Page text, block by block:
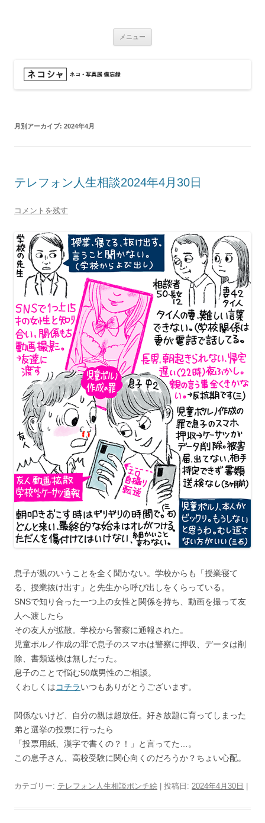
メニュー
月別アーカイブ: 2024年4月
テレフォン人生相談2024年4月30日
コメントを残す
息子が親のいうことを全く聞かない。学校からも「授業寝て
る、授業抜け出す」と先生から呼び出しをくらっている。
SNSで知り合った一つ上の女性と関係を持ち、動画を撮って友
人へ渡したら
その友人が拡散。学校から警察に通報された。
児童ポルノ作成の罪で息子のスマホは警察に押収、データは削
除、書類送検は無しだった。
息子のことで悩む50歳男性のご相談。
くわしくはコチラいつもありがとうございます。
関係ないけど、自分の親は超放任。好き放題に育ってしまった
弟と選挙の投票に行ったら
「投票用紙、漢字で書くの？！」と言ってた…。
この息子さん、高校受験に関心向くのだろうか？ちょい心配。
カテゴリー: テレフォン人生相談ポンチ絵 | 投稿日: 2024年4月30日